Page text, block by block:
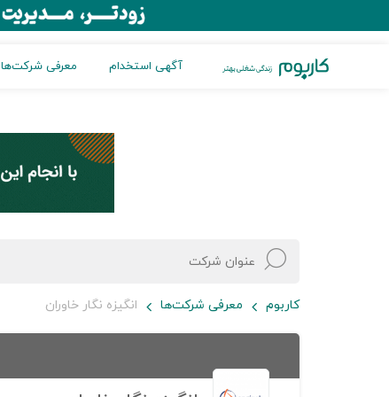
آگهی استخدام معرفی شرکت‌ها
کاربوم معرفی شرکت‌ها انگیزه نگار خاوران